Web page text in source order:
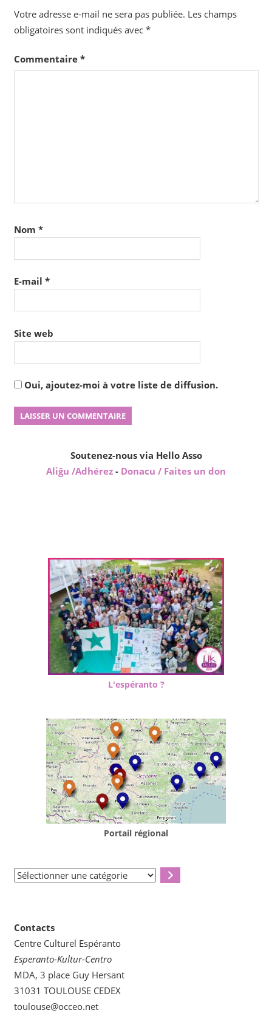
Votre adresse e-mail ne sera pas publiée. Les champs
obligatoires sont indiqués avec *
Commentaire *
Nom *
E-mail *
Site web
Oui, ajoutez-moi à votre liste de diffusion.
Soutenez-nous via Hello Asso
Aliĝu /Adhérez - Donacu / Faites un don
L'espéranto ?
Portail régional
Sélectionner
Contacts
Centre Culturel Espéranto
Esperanto-Kultur-Centro
MDA, 3 place Guy Hersant
31031 TOULOUSE CEDEX
toulouse@occeo.net